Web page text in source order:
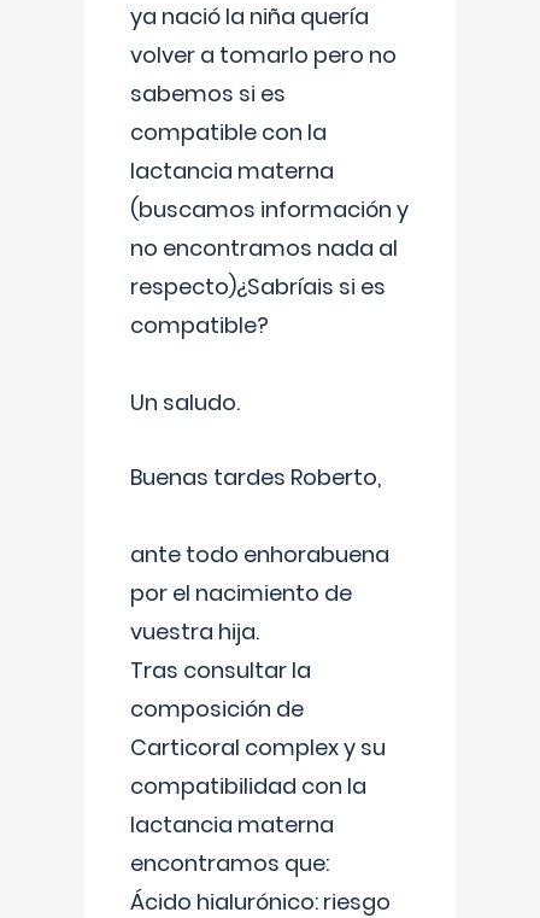
ya nació la niña quería
volver a tomarlo pero no
sabemos si es
compatible con la
lactancia materna
(buscamos información y
no encontramos nada al
respecto)¿Sabríais si es
compatible?
Un saludo.
Buenas tardes Roberto,
ante todo enhorabuena
por el nacimiento de
vuestra hija.
Tras consultar la
composición de
Carticoral complex y su
compatibilidad con la
lactancia materna
encontramos que:
Ácido hialurónico: riesgo